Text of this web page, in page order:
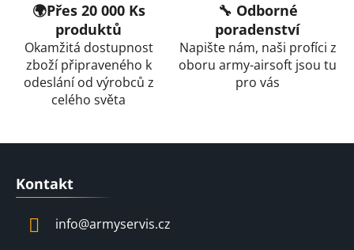
🌍Přes 20 000 Ks
produktů
Okamžitá dostupnost
zboží připraveného k
odeslání od výrobců z
celého světa
🔧 Odborné
poradenství
Napište nám, naši profíci z
oboru army-airsoft jsou tu
pro vás
Kontakt
info@armyservis.cz